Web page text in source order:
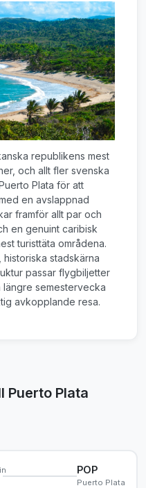
republikens mest
och allt fler svenska
Plata för att
en avslappnad
framför allt par och
en genuint caribisk
turisttäta områdena.
stadskärna
passar flygbiljetter
längre semestervecka
avkopplande resa.
Puerto Plata
POP
Puerto Plata